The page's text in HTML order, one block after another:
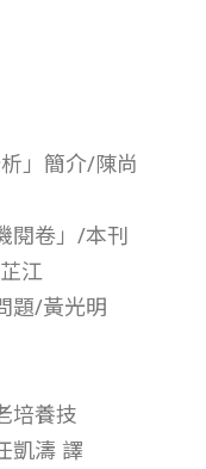
」簡介/陳尚
閱卷」/本刊
江
題/黃光明
培養技
凱濤 譯